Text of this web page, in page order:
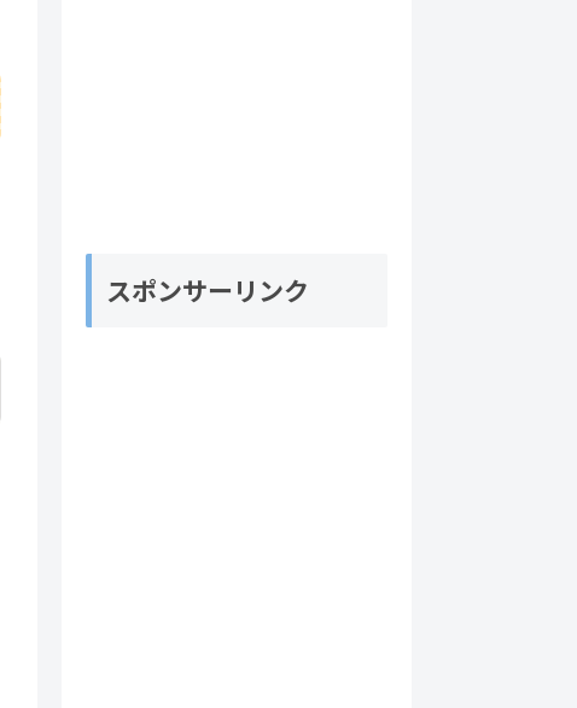
スポンサーリンク